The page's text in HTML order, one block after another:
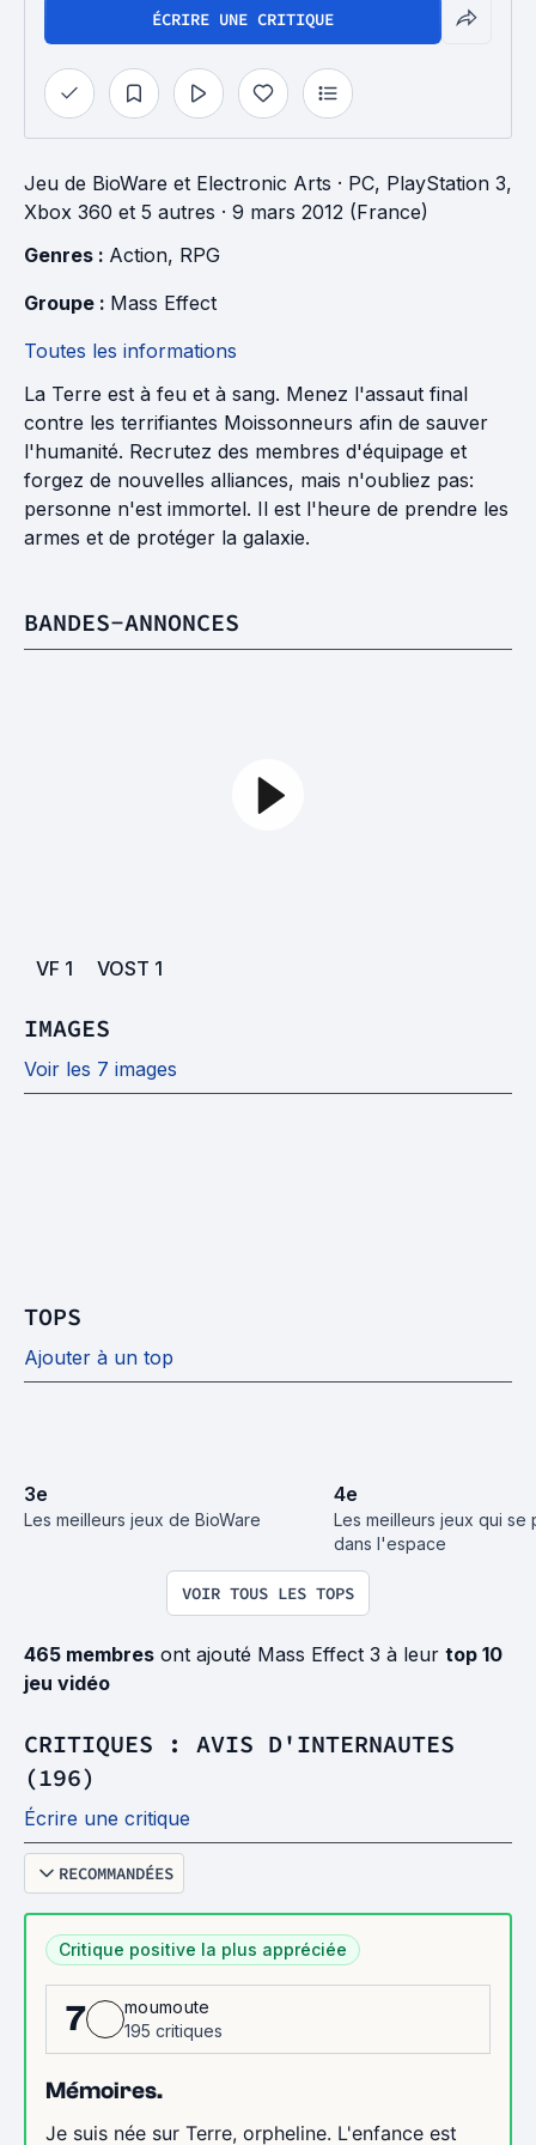
ÉCRIRE UNE CRITIQUE
Jeu de BioWare et Electronic Arts · PC, PlayStation 3,
Xbox 360 et 5 autres · 9 mars 2012 (France)
Genres : Action, RPG
Groupe : Mass Effect
Toutes les informations
La Terre est à feu et à sang. Menez l'assaut final
contre les terrifiantes Moissonneurs afin de sauver
l'humanité. Recrutez des membres d'équipage et
forgez de nouvelles alliances, mais n'oubliez pas:
personne n'est immortel. Il est l'heure de prendre les
armes et de protéger la galaxie.
BANDES-ANNONCES
VF 1 VOST 1
IMAGES
Voir les 7 images
TOPS
Ajouter à un top
3e
Les meilleurs jeux de BioWare
4e
Les meilleurs jeux qui se
dans l'espace
VOIR TOUS LES TOPS
465 membres ont ajouté Mass Effect 3 à leur top 10
jeu vidéo
CRITIQUES : AVIS D'INTERNAUTES
(196)
Écrire une critique
RECOMMANDÉES
Critique positive la plus appréciée
7
moumoute
195 critiques
Mémoires.
Je suis née sur Terre, orpheline. L'enfance est